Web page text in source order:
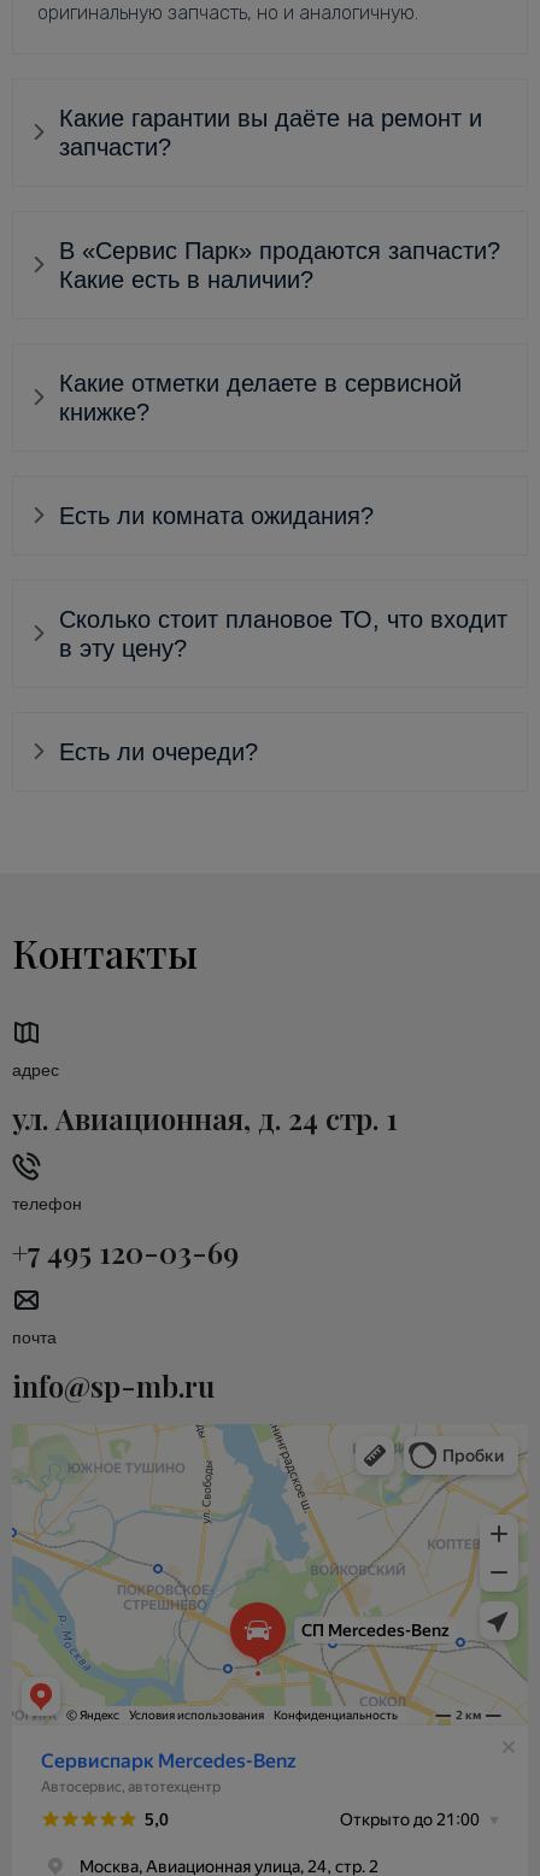
оригинальную запчасть, но и аналогичную.
Какие гарантии вы даёте на ремонт и
запчасти?
В «Сервис Парк» продаются запчасти?
Какие есть в наличии?
Какие отметки делаете в сервисной
книжке?
Есть ли комната ожидания?
Сколько стоит плановое ТО, что входит
в эту цену?
Есть ли очереди?
Контакты
адрес
ул. Авиационная, д. 24 стр. 1
телефон
+7 495 120-03-69
почта
info@sp-mb.ru